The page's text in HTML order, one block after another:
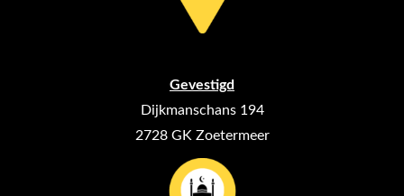
Gevestigd
Dijkmanschans 194
2728 GK Zoetermeer